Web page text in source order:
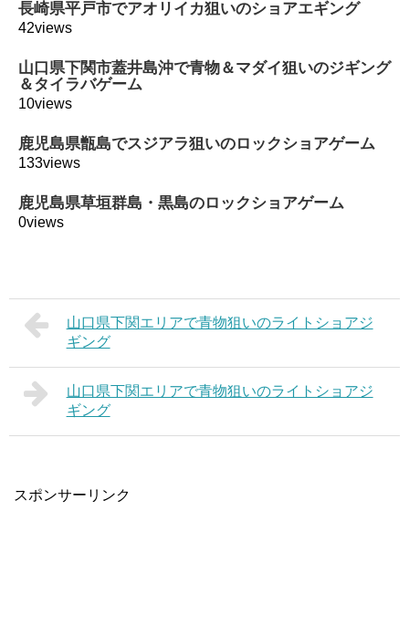
長崎県平戸市でアオリイカ狙いのショアエギング
42views
山口県下関市蓋井島沖で青物＆マダイ狙いのジギング
＆タイラバゲーム
10views
鹿児島県甑島でスジアラ狙いのロックショアゲーム
133views
鹿児島県草垣群島・黒島のロックショアゲーム
0views
山口県下関エリアで青物狙いのライトショアジ
ギング
山口県下関エリアで青物狙いのライトショアジ
ギング
スポンサーリンク